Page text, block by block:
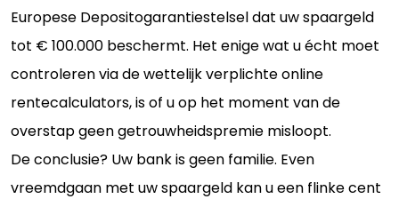
Europese Depositogarantiestelsel dat uw spaargeld
tot € 100.000 beschermt. Het enige wat u écht moet
controleren via de wettelijk verplichte online
rentecalculators, is of u op het moment van de
overstap geen getrouwheidspremie misloopt.
De conclusie? Uw bank is geen familie. Even
vreemdgaan met uw spaargeld kan u een flinke cent